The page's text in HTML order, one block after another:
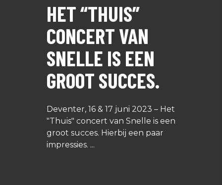
HET “THUIS”
CONCERT VAN
SNELLE IS EEN
GROOT SUCCES.
Deventer, 16 & 17 juni 2023 – Het
"Thuis" concert van Snelle is een
groot succes. Hierbij een paar
impressies.